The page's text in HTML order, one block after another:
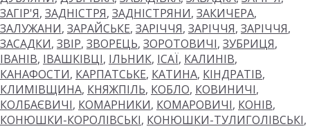
ЗАГІР'Я, ЗАДНІСТРЯ, ЗАДНІСТРЯНИ, ЗАКИЧЕРА,
ЗАЛУЖАНИ, ЗАРАЙСЬКЕ, ЗАРІЧЧЯ, ЗАРІЧЧЯ, ЗАРІЧЧЯ,
ЗАСАДКИ, ЗВІР, ЗВОРЕЦЬ, ЗОРОТОВИЧІ, ЗУБРИЦЯ,
ІВАНІВ, ІВАШКІВЦІ, ІЛЬНИК, ІСАЇ, КАЛИНІВ,
КАНАФОСТИ, КАРПАТСЬКЕ, КАТИНА, КІНДРАТІВ,
КЛИМІВЩИНА, КНЯЖПІЛЬ, КОБЛО, КОВИНИЧІ,
КОЛБАЄВИЧІ, КОМАРНИКИ, КОМАРОВИЧІ, КОНІВ,
КОНЮШКИ-КОРОЛІВСЬКІ, КОНЮШКИ-ТУЛИГОЛІВСЬКІ,